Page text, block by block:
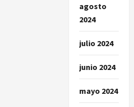
agosto
2024
julio 2024
junio 2024
mayo 2024